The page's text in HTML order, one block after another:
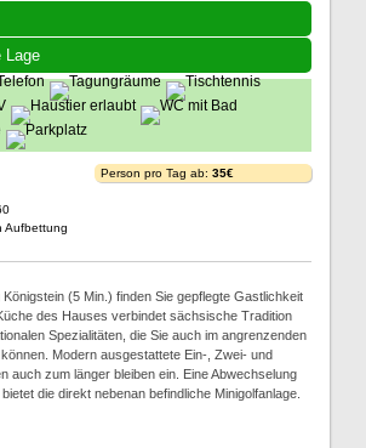
Lage
Aufbettung
Person pro Tag ab: 35€
(5 Min.) finden Sie gepflegte Gastlichkeit
des Hauses verbindet sächsische Tradition
Spezialitäten, die Sie auch im angrenzenden
Modern ausgestattete Ein-, Zwei- und
auch zum länger bleiben ein. Eine Abwechselung
die direkt nebenan befindliche Minigolfanlage.